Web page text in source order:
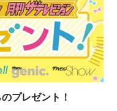
プレゼント！